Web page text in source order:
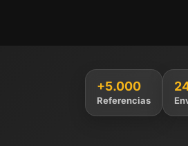
+5.000
Referencias